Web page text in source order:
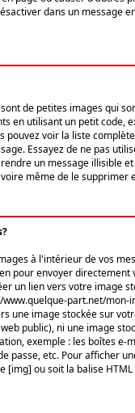
dans un message
de petites images qui
en utilisant un petit code,
pouvez voir la liste
Essayez de ne pas
un message illisible
même de le supprimer
à l'intérieur de vos
pour envoyer directement
un lien vers votre image
part.net/mon-
une image stockée sur
public), ni une image
exemple : les boîtes e-
passe, etc. Pour afficher
[img] ou soit la balise